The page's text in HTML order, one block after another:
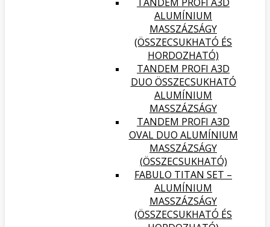
ALUMÍNIUM
MASSZÁZSÁGY
(ÖSSZECSUKHATÓ ÉS
HORDOZHATÓ)
TANDEM PROFI A3D
DUO ÖSSZECSUKHATÓ
ALUMÍNIUM
MASSZÁZSÁGY
TANDEM PROFI A3D
OVAL DUO ALUMÍNIUM
MASSZÁZSÁGY
(ÖSSZECSUKHATÓ)
FABULO TITAN SET –
ALUMÍNIUM
MASSZÁZSÁGY
(ÖSSZECSUKHATÓ ÉS